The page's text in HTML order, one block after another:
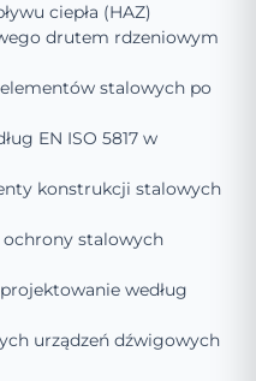
ciepła (HAZ)
drutem rdzeniowym
stalowych po
EN ISO 5817 w
konstrukcji stalowych
stalowych
według
urządzeń dźwigowych